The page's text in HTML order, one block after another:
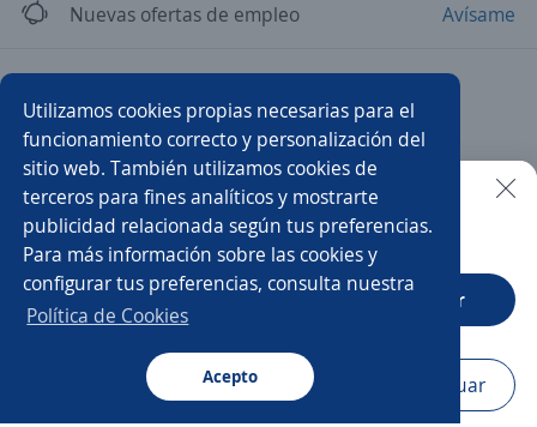
Buscar Postulaciones Avisos Favoritos
Nuevas ofertas de empleo Avísame
Atención al cliente Multifuncionales
Asistente/a de márketing Auxiliar servicio al cliente
Auxiliar de inventarios Auxiliar de cocina
Auxiliar contable Auxiliar
Ayudante de cocina Asistente/a dental
Buscar es más fácil en la app
CT App Abrir
Navegador Continuar
Utilizamos cookies propias necesarias para el
funcionamiento correcto y personalización del
sitio web. También utilizamos cookies de
terceros para fines analíticos y mostrarte
publicidad relacionada según tus preferencias.
Para más información sobre las cookies y
configurar tus preferencias, consulta nuestra
Política de Cookies
Acepto